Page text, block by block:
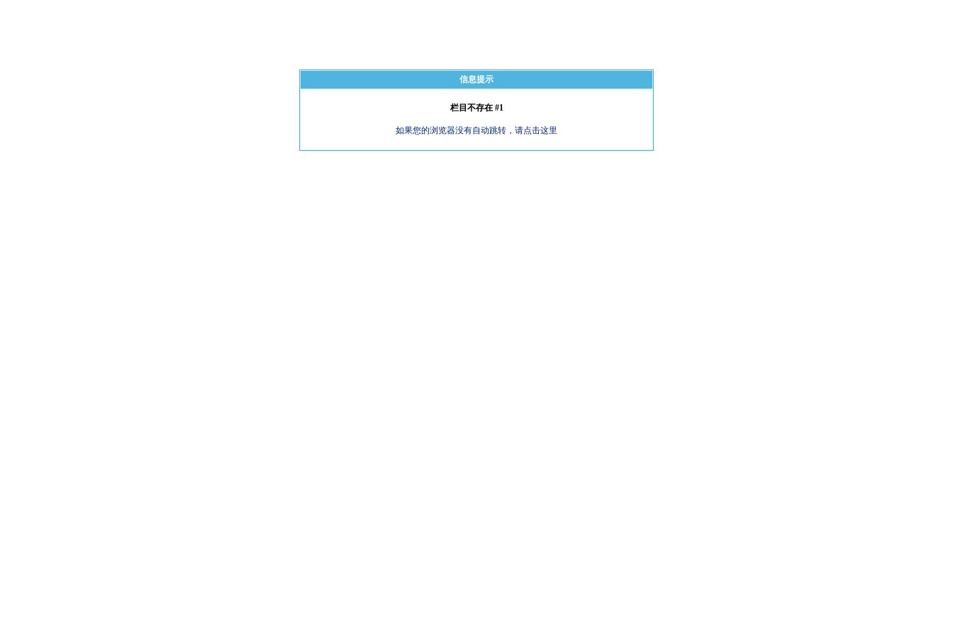
信息提示
栏目不存在 #1
如果您的浏览器没有自动跳转，请点击这里